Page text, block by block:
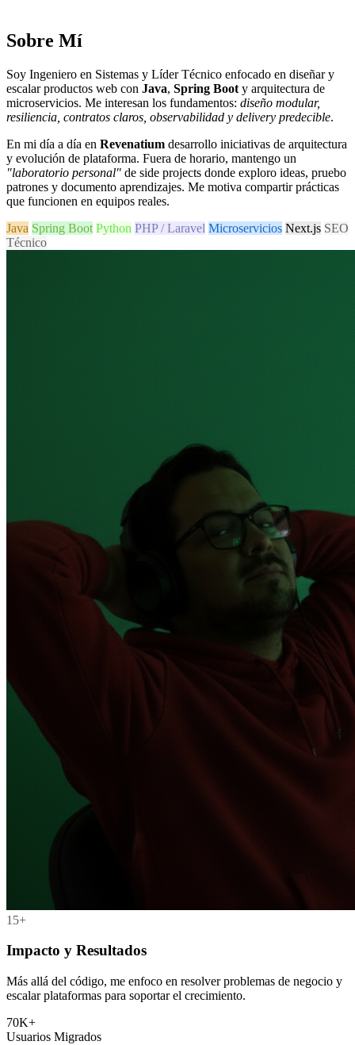
Sobre Mí
Soy Ingeniero en Sistemas y Líder Técnico enfocado en diseñar y
escalar productos web con Java, Spring Boot y arquitectura de
microservicios. Me interesan los fundamentos: diseño modular,
resiliencia, contratos claros, observabilidad y delivery predecible.
En mi día a día en Revenatium desarrollo iniciativas de arquitectura
y evolución de plataforma. Fuera de horario, mantengo un
"laboratorio personal" de side projects donde exploro ideas, pruebo
patrones y documento aprendizajes. Me motiva compartir prácticas
que funcionen en equipos reales.
Java Spring Boot Python PHP / Laravel Microservicios Next.js SEO
Técnico
15+
Impacto y Resultados
Más allá del código, me enfoco en resolver problemas de negocio y
escalar plataformas para soportar el crecimiento.
70K+
Usuarios Migrados